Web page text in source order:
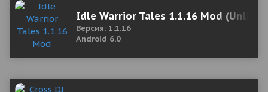
Idle Warrior Tales 1.1.16 Mod
Версия: 1.1.16
Android 6.0